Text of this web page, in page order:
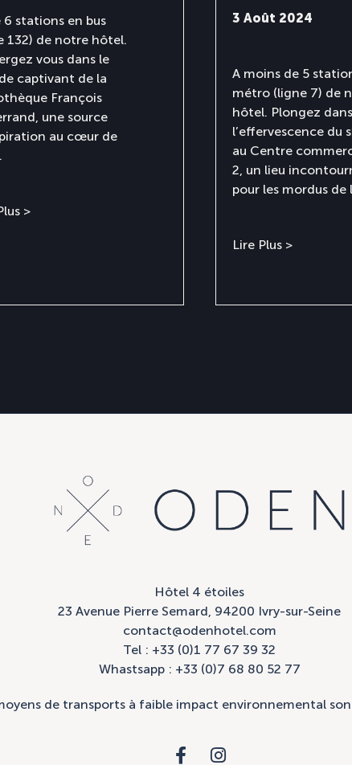
6 stations en bus
132) de notre hôtel.
vous dans le
captivant de la
François
une source
au cœur de
>
3 Août 2024
A moins de 5
métro (ligne 7) de
hôtel. Plongez dans
l’effervescence du
au Centre
2, un lieu
pour les mordus de
Lire Plus >
Hôtel 4 étoiles
23 Avenue Pierre Semard, 94200 Ivry-sur-Seine
contact@odenhotel.com
Tel : +33 (0)1 77 67 39 32
Whastsapp : +33 (0)7 68 80 52 77
de transports à faible impact environnemental